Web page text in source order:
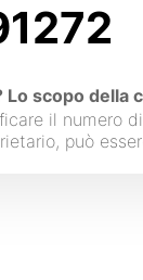
scopo della
il numero
può